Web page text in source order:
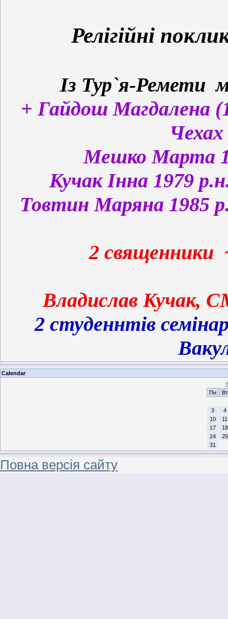
Релігійні
Із Тур`я-Ремети
+ Гайдош Магдалена
Мешко Марта
Кучак Інна 1979
Товтин Маряна 1985
2 священники
Владислав Кучак,
2 студеннтів
Calendar
«
Пн
Вт
3
4
10
11
17
18
24
25
31
Повна версія сайту